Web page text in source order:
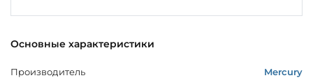
Основные характеристики
Производитель
Mercury